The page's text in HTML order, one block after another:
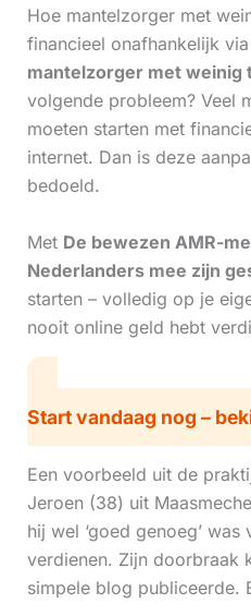
Hoe mantelzorger met
financieel onafhankelijk
mantelzorger met weinig
volgende probleem? Veel
moeten starten met
internet. Dan is deze
bedoeld.
Met De bewezen AMR-
Nederlanders mee zijn
starten – volledig op je
nooit online geld hebt
Start vandaag nog –
Een voorbeeld uit de
Jeroen (38) uit
hij wel ‘goed genoeg’
verdienen. Zijn doorbraak
simpele blog publiceerde.